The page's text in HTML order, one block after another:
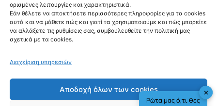
ορισμένες λειτουργίες και χαρακτηριστικά.
Εάν θέλετε να αποκτήσετε περισσότερες πληροφορίες για τα cookies
αυτά και να μάθετε πώς και γιατί τα χρησιμοποιούμε και πώς μπορείτε
να αλλάξετε τις ρυθμίσεις σας, συμβουλευθείτε την πολιτική μας
σχετικά με τα cookies.
Διαχείριση υπηρεσιών
Αποδοχή όλων των cookies
fyi:
Τα Sunset Frequencies tuned by
Hendrick’s Gin συνεχίζονται στο Κέντρο
✕
Ρώτα μας ό,τι θες